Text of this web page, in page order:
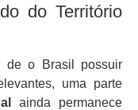
do Território
de o Brasil possuir
uma parte
ainda permanece